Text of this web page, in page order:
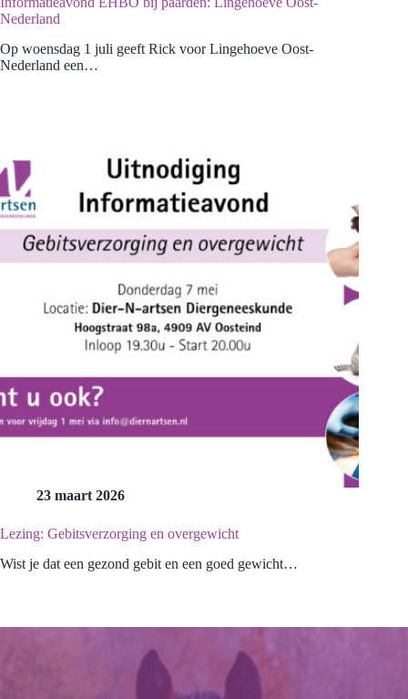
Nederland
Op woensdag 1 juli geeft Rick voor Lingehoeve Oost-
Nederland een…
23 maart 2026
Lezing: Gebitsverzorging en overgewicht
Wist je dat een gezond gebit en een goed gewicht…